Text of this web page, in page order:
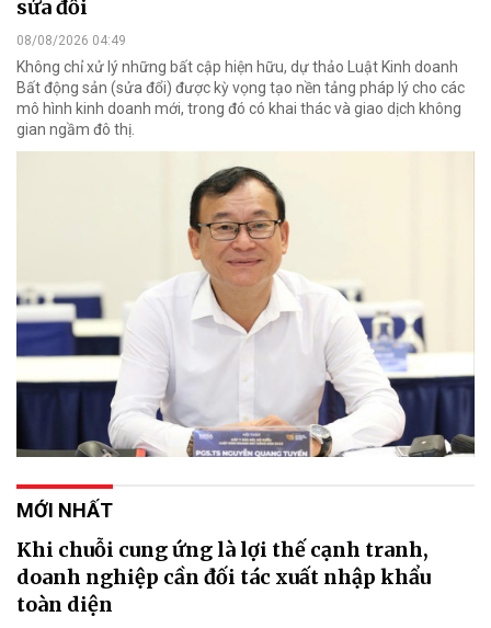
sửa đổi
08/08/2026 04:49
Không chỉ xử lý những bất cập hiện hữu, dự thảo Luật Kinh doanh
Bất động sản (sửa đổi) được kỳ vọng tạo nền tảng pháp lý cho các
mô hình kinh doanh mới, trong đó có khai thác và giao dịch không
gian ngầm đô thị.
MỚI NHẤT
Khi chuỗi cung ứng là lợi thế cạnh tranh,
doanh nghiệp cần đối tác xuất nhập khẩu
toàn diện